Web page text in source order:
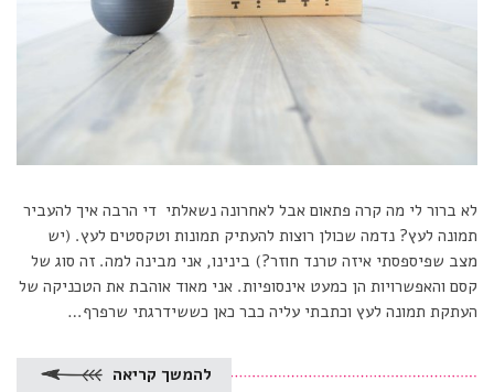
לא ברור לי מה קרה פתאום אבל לאחרונה נשאלתי די הרבה איך להעביר
תמונה לעץ? נדמה שכולן רוצות להעתיק תמונות וטקסטים לעץ. (יש
מצב שפיספסתי איזה טרנד חוזר?) בינינו, אני מבינה למה. זה סוג של
קסם והאפשרויות הן כמעט אינסופיות. אני מאוד אוהבת את הטכניקה של
העתקת תמונה לעץ וכתבתי עליה כבר כאן כששידרגתי שרפרף…
להמשך קריאה